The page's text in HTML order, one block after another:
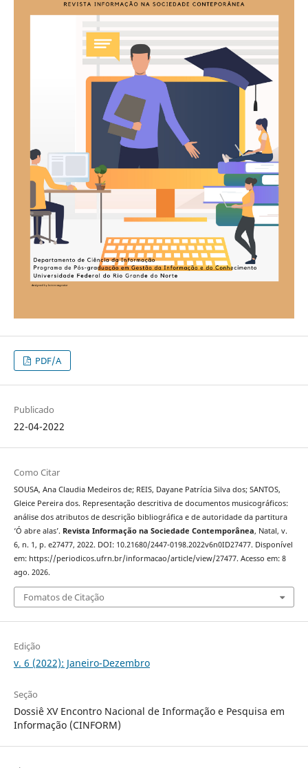
PDF/A
Publicado
22-04-2022
Como Citar
SOUSA, Ana Claudia Medeiros de; REIS, Dayane Patrícia Silva dos; SANTOS,
Gleice Pereira dos. Representação descritiva de documentos musicográficos:
análise dos atributos de descrição bibliográfica e de autoridade da partitura
‘Ó abre alas’. Revista Informação na Sociedade Contemporânea, Natal, v.
6, n. 1, p. e27477, 2022. DOI: 10.21680/2447-0198.2022v6n0ID27477. Disponível
em: https://periodicos.ufrn.br/informacao/article/view/27477. Acesso em: 8
ago. 2026.
Fomatos de Citação
Edição
v. 6 (2022): Janeiro-Dezembro
Seção
Dossiê XV Encontro Nacional de Informação e Pesquisa em
Informação (CINFORM)